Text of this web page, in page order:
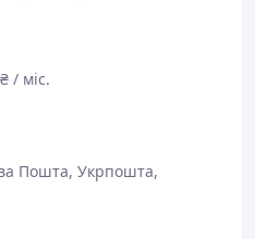
/ міс.
Пошта, Укрпошта,